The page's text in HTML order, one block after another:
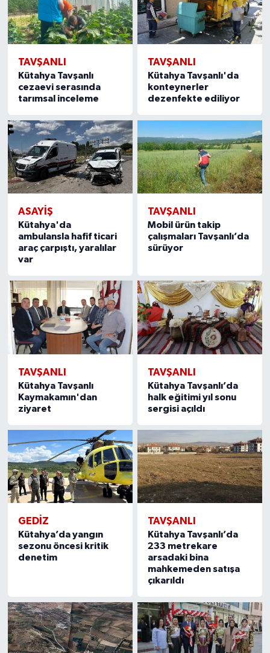
TAVŞANLI
Kütahya Tavşanlı
cezaevi serasında
tarımsal inceleme
TAVŞANLI
Kütahya Tavşanlı'da
konteynerler
dezenfekte ediliyor
ASAYIŞ
Kütahya'da
ambulansla hafif ticari
araç çarpıştı, yaralılar
var
TAVŞANLI
Mobil ürün takip
çalışmaları Tavşanlı’da
sürüyor
TAVŞANLI
Kütahya Tavşanlı
Kaymakamın'dan
ziyaret
TAVŞANLI
Kütahya Tavşanlı’da
halk eğitimi yıl sonu
sergisi açıldı
GEDIZ
Kütahya’da yangın
sezonu öncesi kritik
denetim
TAVŞANLI
Kütahya Tavşanlı’da
233 metrekare
arsadaki bina
mahkemeden satışa
çıkarıldı